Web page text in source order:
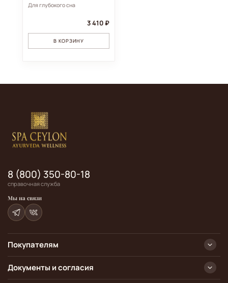
Для глубокого сна
3 410 ₽
В КОРЗИНУ
Покупателям
Документы и согласия
8 (800) 350-80-18
справочная служба
Мы на связи